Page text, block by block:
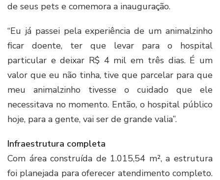
de seus pets e comemora a inauguração.
“Eu já passei pela experiência de um animalzinho
ficar doente, ter que levar para o hospital
particular e deixar R$ 4 mil em três dias. É um
valor que eu não tinha, tive que parcelar para que
meu animalzinho tivesse o cuidado que ele
necessitava no momento. Então, o hospital público
hoje, para a gente, vai ser de grande valia”.
Infraestrutura completa
Com área construída de 1.015,54 m², a estrutura
foi planejada para oferecer atendimento completo.